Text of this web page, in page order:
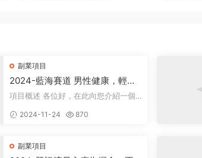
副業項目
2024-藍海賽道 男性健康，輕松
日入500+
項目概述 各位好，在此向您介紹一個
衆所周知...
2024-11-24 870
副業項目